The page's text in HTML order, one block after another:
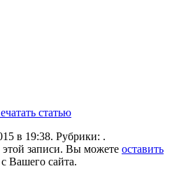
статью
в 19:38. Рубрики: .
этой записи. Вы можете оставить
с Вашего сайта.